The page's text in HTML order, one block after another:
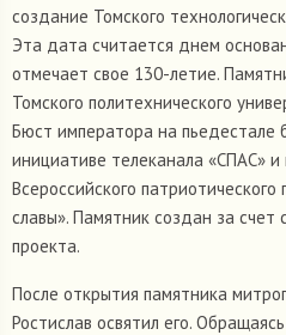
создание Томского
Эта дата считается днем
отмечает свое 130-летие.
Томского политехнического
Бюст императора на пьедестале
инициативе телеканала «СПАС»
Всероссийского патриотического
славы». Памятник создан за счет
проекта.
После открытия памятника
Ростислав освятил его.